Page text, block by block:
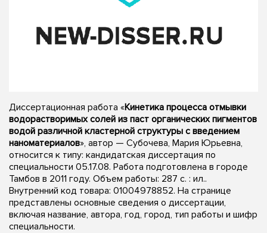
Диссертационная работа «Кинетика процесса отмывки
водорастворимых солей из паст органических пигментов
водой различной кластерной структуры с введением
наноматериалов», автор — Субочева, Мария Юрьевна,
относится к типу: кандидатская диссертация по
специальности 05.17.08. Работа подготовлена в городе
Тамбов в 2011 году. Объем работы: 287 с. : ил..
Внутренний код товара: 01004978852. На странице
представлены основные сведения о диссертации,
включая название, автора, год, город, тип работы и шифр
специальности.